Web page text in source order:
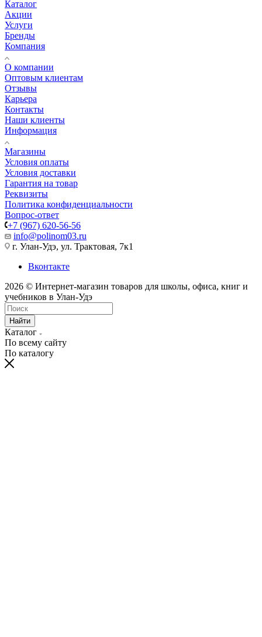
Каталог
Акции
Услуги
Бренды
Компания
О компании
Оптовым клиентам
Отзывы
Карьера
Контакты
Наши клиенты
Информация
Магазины
Условия оплаты
Условия доставки
Гарантия на товар
Реквизиты
Политика конфиденциальности
Вопрос-ответ
+7 (967) 620-56-56
info@polinom03.ru
г. Улан-Удэ, ул. Трактовая, 7к1
Вконтакте
2026 © Интернет-магазин товаров для школы, офиса, книг и
учебников в Улан-Удэ
Найти
Каталог
По всему сайту
По каталогу